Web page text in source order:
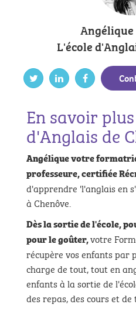
L'école
En savoir
d'Anglais de
Angélique votre
professeure, certifiée
d'apprendre 'l'anglais en
à Chenôve.
Dès la sortie de l'école,
pour le goûter,votre
récupère vos enfants par
charge de tout, tout en
enfants à la sortie de
des repas, des cours et